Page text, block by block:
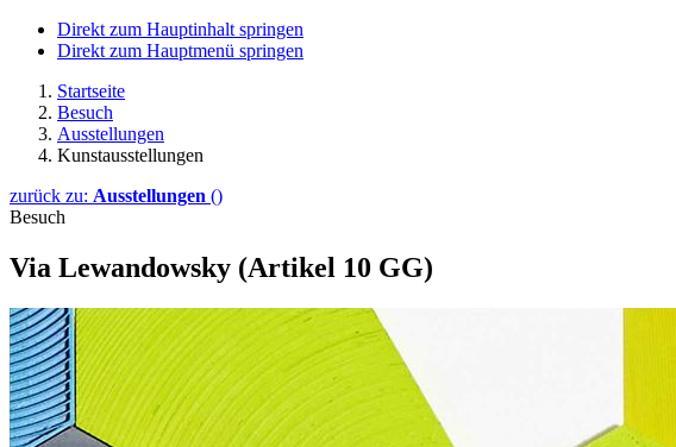
Direkt zum Hauptinhalt springen
Direkt zum Hauptmenü springen
Startseite
Besuch
Ausstellungen
Kunstausstellungen
zurück zu: Ausstellungen ()
Besuch
Via Lewandowsky (Artikel 10 GG)